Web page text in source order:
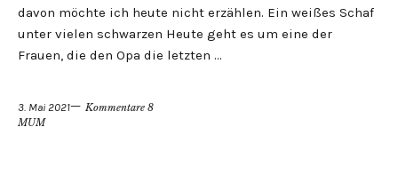
davon möchte ich heute nicht erzählen. Ein weißes Schaf
unter vielen schwarzen Heute geht es um eine der
Frauen, die den Opa die letzten …
3. Mai 2021
Kommentare 8
MUM